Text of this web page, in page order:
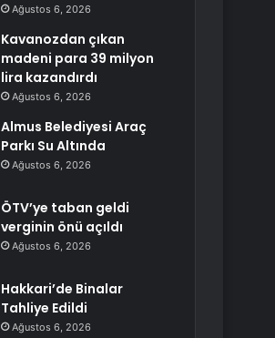
Ağustos 6, 2026
Kavanozdan çıkan
madeni para 39 milyon
lira kazandırdı
Ağustos 6, 2026
Almus Belediyesi Araç
Parkı Su Altında
Ağustos 6, 2026
ÖTV’ye taban geldi
verginin önü açıldı
Ağustos 6, 2026
Hakkari’de Binalar
Tahliye Edildi
Ağustos 6, 2026